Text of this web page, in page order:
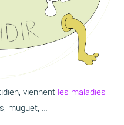
viennent les maladies
muguet, …